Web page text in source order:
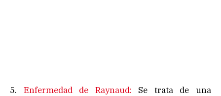
5. Enfermedad de Raynaud: Se trata de una